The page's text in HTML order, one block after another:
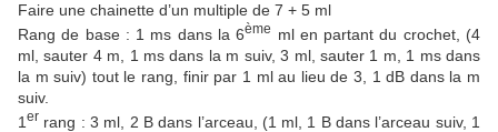
Faire une chainette d’un multiple de 7 + 5 ml
Rang de base : 1 ms dans la 6ème
ml en partant du crochet, (4
ml, sauter 4 m, 1 ms dans la m suiv, 3 ml, sauter 1 m, 1 ms dans
la m suiv) tout le rang, finir par 1 ml au lieu de 3, 1 dB dans la m
suiv.
1 er rang : 3 ml, 2 B dans l’arceau, (1 ml, 1 B dans l’arceau suiv, 1